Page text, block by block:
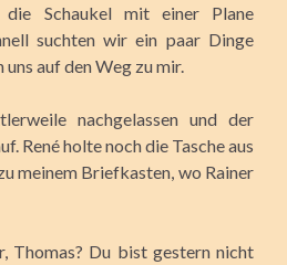
Schaukel mit einer Plane
suchten wir ein paar Dinge
auf den Weg zu mir.
nachgelassen und der
René holte noch die Tasche aus
meinem Briefkasten, wo Rainer
Thomas? Du bist gestern nicht